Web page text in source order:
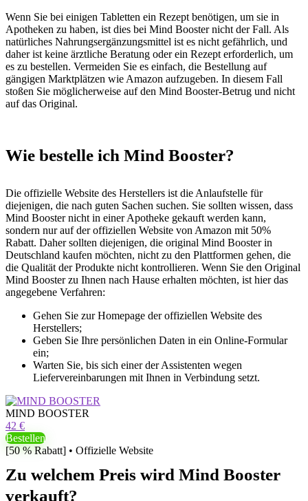
Wenn Sie bei einigen Tabletten ein Rezept benötigen, um sie in
Apotheken zu haben, ist dies bei Mind Booster nicht der Fall. Als
natürliches Nahrungsergänzungsmittel ist es nicht gefährlich, und
daher ist keine ärztliche Beratung oder ein Rezept erforderlich, um
es zu bestellen. Vermeiden Sie es einfach, die Bestellung auf
gängigen Marktplätzen wie Amazon aufzugeben. In diesem Fall
stoßen Sie möglicherweise auf den Mind Booster-Betrug und nicht
auf das Original.
Wie bestelle ich Mind Booster?
Die offizielle Website des Herstellers ist die Anlaufstelle für
diejenigen, die nach guten Sachen suchen. Sie sollten wissen, dass
Mind Booster nicht in einer Apotheke gekauft werden kann,
sondern nur auf der offiziellen Website von Amazon mit 50%
Rabatt. Daher sollten diejenigen, die original Mind Booster in
Deutschland kaufen möchten, nicht zu den Plattformen gehen, die
die Qualität der Produkte nicht kontrollieren. Wenn Sie den Original
Mind Booster zu Ihnen nach Hause erhalten möchten, ist hier das
angegebene Verfahren:
Gehen Sie zur Homepage der offiziellen Website des
Herstellers;
Geben Sie Ihre persönlichen Daten in ein Online-Formular
ein;
Warten Sie, bis sich einer der Assistenten wegen
Liefervereinbarungen mit Ihnen in Verbindung setzt.
MIND BOOSTER
42 €
Bestellen
[50 % Rabatt] • Offizielle Website
Zu welchem ​​Preis wird Mind Booster
verkauft?